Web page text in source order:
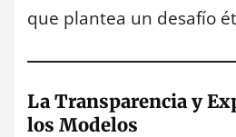
que plantea un desafío
La Transparencia y
los Modelos